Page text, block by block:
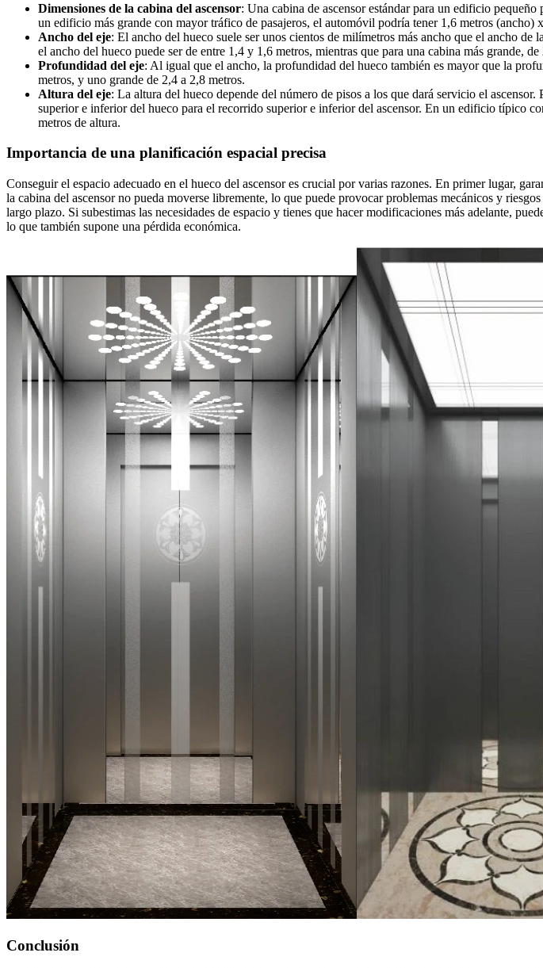
Dimensiones de la cabina del ascensor: Una cabina de ascensor estándar para un edificio
un edificio más grande con mayor tráfico de pasajeros, el automóvil podría tener 1,6 metros (ancho)
Ancho del eje: El ancho del hueco suele ser unos cientos de milímetros más ancho que el ancho de
el ancho del hueco puede ser de entre 1,4 y 1,6 metros, mientras que para una cabina más grande, de
Profundidad del eje: Al igual que el ancho, la profundidad del hueco también es mayor que la
metros, y uno grande de 2,4 a 2,8 metros.
Altura del eje: La altura del hueco depende del número de pisos a los que dará servicio el
superior e inferior del hueco para el recorrido superior e inferior del ascensor. En un edificio típico
metros de altura.
Importancia de una planificación espacial precisa
Conseguir el espacio adecuado en el hueco del ascensor es crucial por varias razones. En primer lugar,
la cabina del ascensor no pueda moverse libremente, lo que puede provocar problemas mecánicos y
largo plazo. Si subestimas las necesidades de espacio y tienes que hacer modificaciones más adelante,
lo que también supone una pérdida económica.
Conclusión